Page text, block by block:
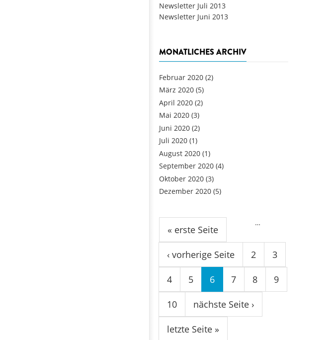
Newsletter Juli 2013
Newsletter Juni 2013
MONATLICHES ARCHIV
Februar 2020 (2)
März 2020 (5)
April 2020 (2)
Mai 2020 (3)
Juni 2020 (2)
Juli 2020 (1)
August 2020 (1)
September 2020 (4)
Oktober 2020 (3)
Dezember 2020 (5)
Seiten
« erste Seite
‹ vorherige Seite
…
2 3
4 5 6 7 8 9
10 nächste Seite ›
letzte Seite »